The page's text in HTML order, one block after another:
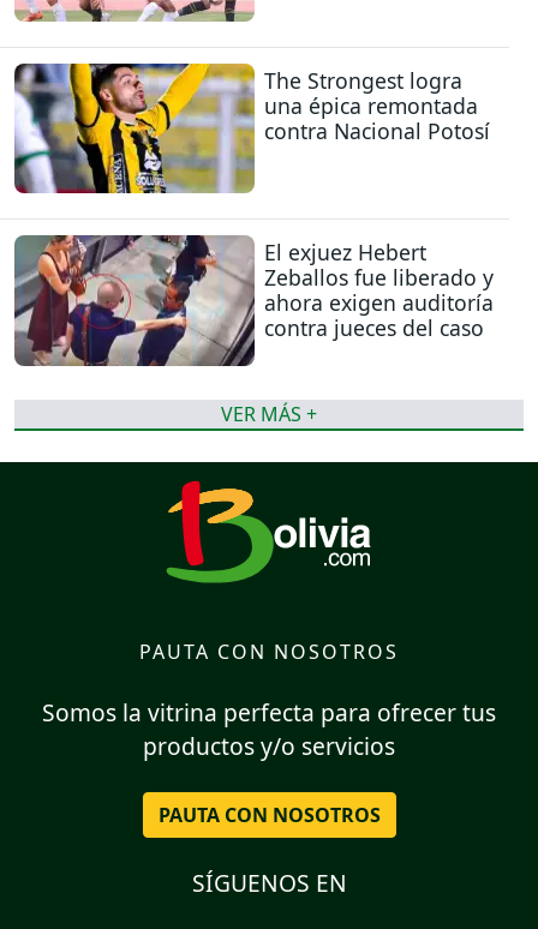
The Strongest logra
una épica remontada
contra Nacional Potosí
El exjuez Hebert
Zeballos fue liberado y
ahora exigen auditoría
contra jueces del caso
VER MÁS +
PAUTA CON NOSOTROS
Somos la vitrina perfecta para ofrecer tus
productos y/o servicios
PAUTA CON NOSOTROS
SÍGUENOS EN